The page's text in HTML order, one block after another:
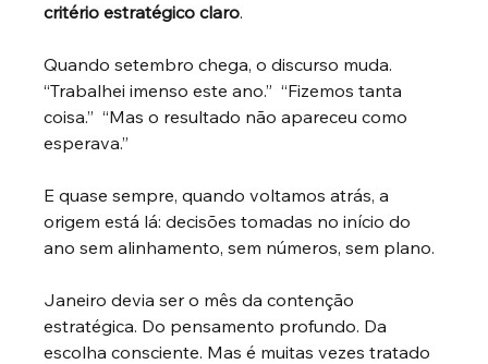
critério estratégico claro.
Quando setembro chega, o discurso muda.
“Trabalhei imenso este ano.”  “Fizemos tanta
coisa.”  “Mas o resultado não apareceu como
esperava.”
E quase sempre, quando voltamos atrás, a
origem está lá: decisões tomadas no início do
ano sem alinhamento, sem números, sem plano.
Janeiro devia ser o mês da contenção
estratégica. Do pensamento profundo. Da
escolha consciente. Mas é muitas vezes tratado